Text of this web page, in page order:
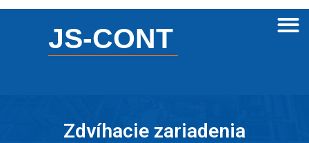
JS-CONT
Zdvíhacie zariadenia